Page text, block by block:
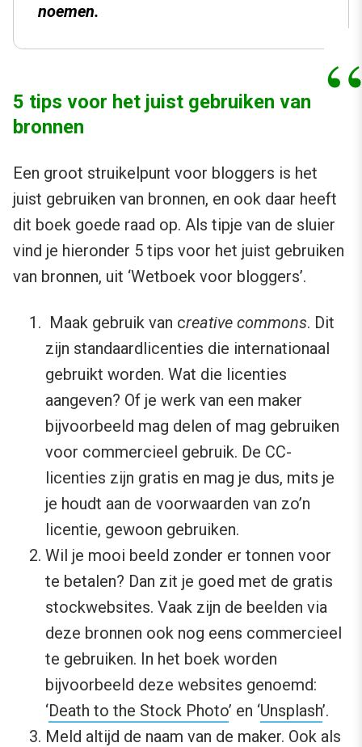
noemen.
5 tips voor het juist gebruiken van
bronnen
Een groot struikelpunt voor bloggers is het
juist gebruiken van bronnen, en ook daar heeft
dit boek goede raad op. Als tipje van de sluier
vind je hieronder 5 tips voor het juist gebruiken
van bronnen, uit ‘Wetboek voor bloggers’.
Maak gebruik van creative commons. Dit
zijn standaardlicenties die internationaal
gebruikt worden. Wat die licenties
aangeven? Of je werk van een maker
bijvoorbeeld mag delen of mag gebruiken
voor commercieel gebruik. De CC-
licenties zijn gratis en mag je dus, mits je
je houdt aan de voorwaarden van zo’n
licentie, gewoon gebruiken.
Wil je mooi beeld zonder er tonnen voor
te betalen? Dan zit je goed met de gratis
stockwebsites. Vaak zijn de beelden via
deze bronnen ook nog eens commercieel
te gebruiken. In het boek worden
bijvoorbeeld deze websites genoemd:
‘Death to the Stock Photo’ en ‘Unsplash’.
Meld altijd de naam van de maker. Ook als